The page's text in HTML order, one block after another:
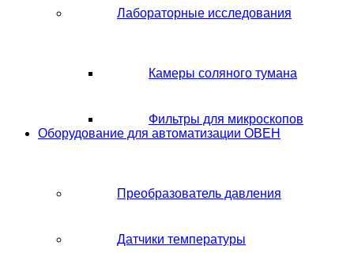
Лабораторные исследования
Камеры соляного тумана
Фильтры для микроскопов
Оборудование для автоматизации ОВЕН
Преобразователь давления
Датчики температуры